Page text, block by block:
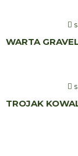
WARTA
TROJAK